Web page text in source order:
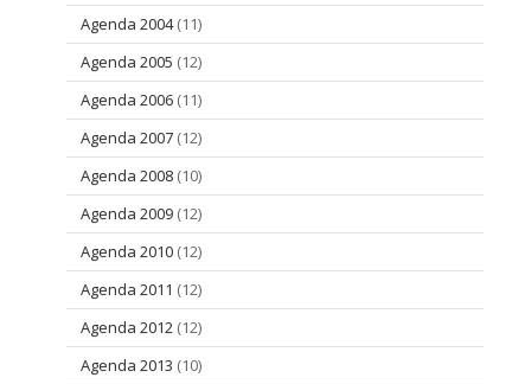
Agenda 2004(11)
Agenda 2005 (12)
Agenda 2006 (11)
Agenda 2007 (12)
Agenda 2008 (10)
Agenda 2009 (12)
Agenda 2010 (12)
Agenda 2011 (12)
Agenda 2012 (12)
Agenda 2013 (10)